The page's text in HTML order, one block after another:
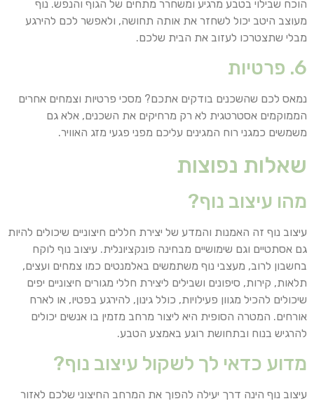
הוכח שבילוי בטבע מרגיע ומשחרר מתחים של הגוף והנפש. נוף
מעוצב היטב יכול לשחזר את אותה תחושה, ולאפשר לכם להירגע
מבלי שתצטרכו לעזוב את הבית שלכם.
6. פרטיות
נמאס לכם שהשכנים בודקים אתכם? מסכי פרטיות וצמחים אחרים
הממוקמים אסטרטגית לא רק מרחיקים את השכנים, אלא גם
משמשים כמגני רוח המגינים עליכם מפני פגעי מזג האוויר.
שאלות נפוצות
מהו עיצוב נוף?
עיצוב נוף זה האמנות והמדע של יצירת חללים חיצוניים שיכולים להיות
גם אסתטיים וגם שימושיים מבחינה פונקציונלית. עיצוב נוף לוקח
בחשבון לרוב, מעצבי נוף משתמשים באלמנטים כמו צמחים ועצים,
תלאות, קירות, סיפונים ושבילים ליצירת חללי מגורים חיצוניים יפים
שיכולים להכיל מגוון פעילויות, כולל גינון, להירגע בפטיו, או לארח
אורחים. המטרה הסופית היא ליצור מרחב מזמין בו אנשים יכולים
להרגיש בנוח ובתחושת רוגע באמצע הטבע.
מדוע כדאי לך לשקול עיצוב נוף?
עיצוב נוף הינה דרך יעילה להפוך את המרחב החיצוני שלכם לאזור